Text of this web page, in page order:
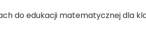
do edukacji matematycznej dla